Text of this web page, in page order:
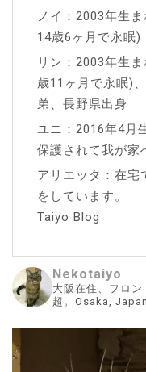
ノイ：2003年生
14歳6ヶ月で永眠)
リン：2003年生
歳11ヶ月で永眠)
弟、長野県出身
ユニ：2016年4月
保護されて我が家
アリエッタ：在宅
をしています。
Taiyo Blog
Nekotaiyo
大阪在住、フロ
超。Osaka,